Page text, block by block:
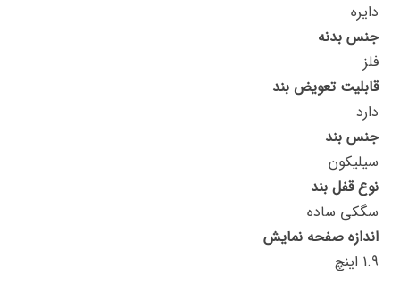
دایره
جنس بدنه
فلز
قابلیت تعویض بند
دارد
جنس بند
سیلیکون
نوع قفل بند
سگکی ساده
اندازه صفحه نمایش
1.9 اینچ